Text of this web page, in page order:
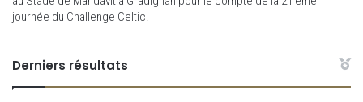
journée du Challenge Celtic.
Derniers résultats